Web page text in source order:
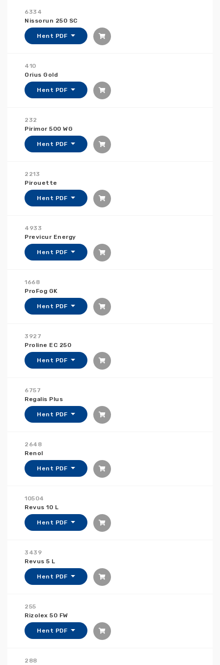
6334
Nissorun 250 SC
Hent PDF
410
Orius Gold
Hent PDF
232
Pirimor 500 WG
Hent PDF
2213
Pirouette
Hent PDF
4933
Previcur Energy
Hent PDF
1668
ProFog GK
Hent PDF
3927
Proline EC 250
Hent PDF
6757
Regalis Plus
Hent PDF
2648
Renol
Hent PDF
10504
Revus 10 L
Hent PDF
3439
Revus 5 L
Hent PDF
255
Rizolex 50 FW
Hent PDF
288